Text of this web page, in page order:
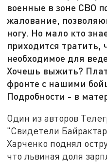
военные в зоне СВО
жалование,
ногу. Но мало кто
приходится тратить,
необходимое для
Хочешь выжить?
фронте с нашими
Подробности - в
Один из авторов
"Свидетели
Харченко поднял
что львиная доля